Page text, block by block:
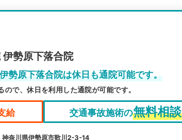
勢原下落合院
勢原下落合院は休日も通院可能です。
で、休日を利用した通院が可能です。
給 交通事故施術の無料相談
神奈川県伊勢原市歌川2-3-14